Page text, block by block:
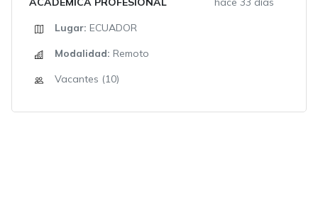
Lugar: ECUADOR
Modalidad: Remoto
Vacantes (10)